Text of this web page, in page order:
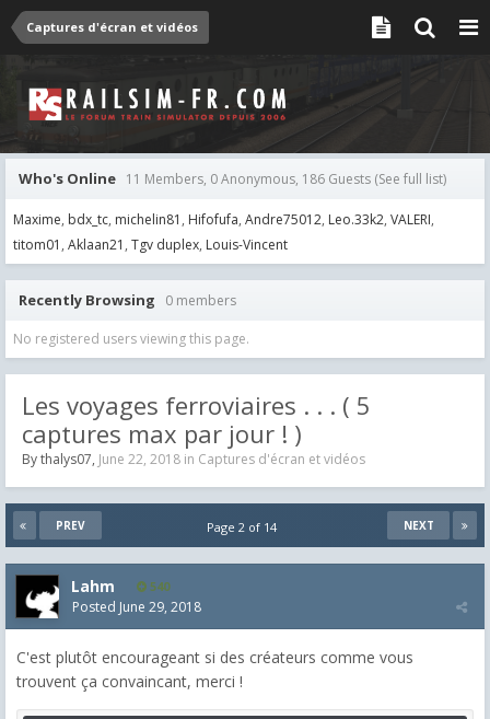
Captures d'écran et vidéos
Who's Online 11 Members, 0 Anonymous, 186 Guests (See full list)
Maxime bdx_tc michelin81 Hifofufa Andre75012 Leo.33k2 VALERI
titom01 Aklaan21 Tgv duplex Louis-Vincent
Recently Browsing 0 members
No registered users viewing this page.
Les voyages ferroviaires . . . ( 5
captures max par jour ! )
Bythalys07, June 22, 2018 in Captures d'écran et vidéos
PREV NEXT
Page 2 of 14
Lahm 540
Posted June 29, 2018
C'est plutôt encourageant si des créateurs comme vous
trouvent ça convaincant, merci !